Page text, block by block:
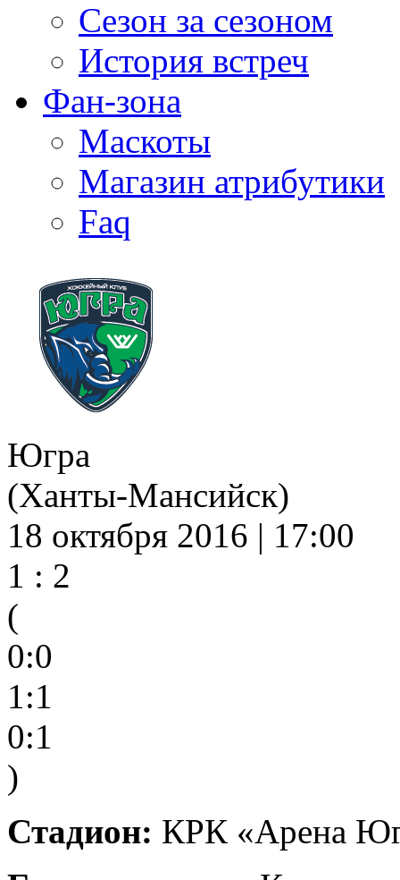
Сезон за сезоном
История встреч
Фан-зона
Маскоты
Магазин атрибутики
Faq
Югра
(Ханты-Мансийск)
18 октября 2016 | 17:00
1 : 2
(
0:0
1:1
0:1
)
Стадион: КРК «Арена